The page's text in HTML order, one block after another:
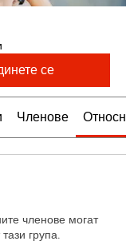
се
Членове Относно
членове могат
група.